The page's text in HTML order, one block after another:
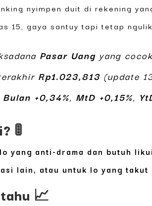
nyimpen duit di rekening
15, gaya santuy tapi tetap
Pasar Uang yang
Rp1.023,813(update
Bulan +0,34%, MtD +0,15%,
🚦
yang anti-drama dan butuh
lain, atau untuk lo yang
📈